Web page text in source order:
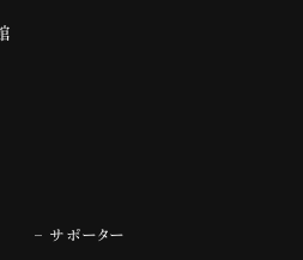
サポーター